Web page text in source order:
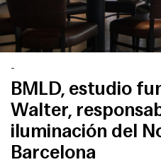
English Español
-
BMLD, estudio
Walter,
iluminación del
Barcelona